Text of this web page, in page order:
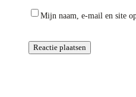
Mijn naam, e-mail en site